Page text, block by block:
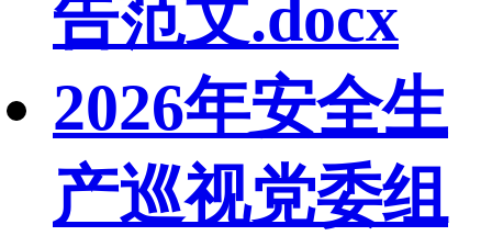
告范文.docx
2026年安全生
产巡视党委组